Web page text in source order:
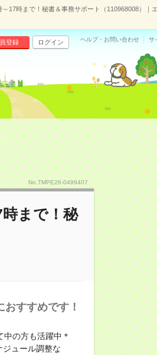
17時まで！秘書＆事務サポート（110968008）｜
登録 ログイン ヘルプ・お問い合わせ サ
No.TMPE26-0499407
まで！秘
すすめです！
の方も活躍中＊
ュール調整な